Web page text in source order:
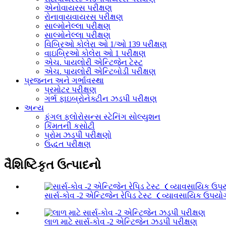
એનોવાયરસ પરીક્ષણ
રોનાવાયવાયરસ પરીક્ષણ
સાલ્મોનેલ્લા પરીક્ષણ
સાલ્મોનેલ્લા પરીક્ષણ
વિબ્રિઓ કોલેરા ઓ 1/ઓ 139 પરીક્ષણ
વાઇબ્રિઓ કોલેરા ઓ 1 પરીક્ષણ
એચ. પાયલોરી એન્ટિજેન ટેસ્ટ
એચ. પાયલોરી એન્ટિબોડી પરીક્ષણ
પ્રજનન અને ગર્ભાવસ્થા
પ્રમોટર પરીક્ષણ
ગર્ભ ફાઇબ્રોનેક્ટીન ઝડપી પરીક્ષણ
અન્ય
ફંગલ ફ્લોરોસન્સ સ્ટેનિંગ સોલ્યુશન
કિંમતની કસોટી
પ્રોમ ઝડપી પરીક્ષણો
ઉદ્ધત પરીક્ષણ
વૈશિષ્ટિકૃત ઉત્પાદનો
સાર્સ-કોવ -2 એન્ટિજેન રેપિડ ટેસ્ટ （વ્યાવસાયિક
લાળ માટે સાર્સ-કોવ -2 એન્ટિજેન ઝડપી પરીક્ષણ